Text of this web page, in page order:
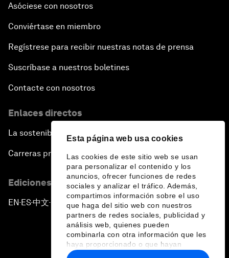
Esta página web usa cookies
Las cookies de este sitio web se usan
para personalizar el contenido y los
anuncios, ofrecer funciones de redes
sociales y analizar el tráfico. Además,
compartimos información sobre el uso
que haga del sitio web con nuestros
partners de redes sociales, publicidad y
análisis web, quienes pueden
combinarla con otra información que les
haya proporcionado o que hayan
recopilado a partir del uso que haya
Asóciese con nosotros
Conviértase en miembro
Regístrese para recibir nuestras notas de prensa
Suscríbase a nuestros boletines
Contacte con nosotros
Enlaces directos
La sostenibilidad en el Foro
Carreras profesionales
Ediciones en otros idiomas
EN ▪ES▪中文▪ 日本語